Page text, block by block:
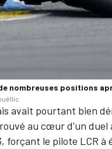
nombreuses positions
avait pourtant bien
au cœur d'un duel
forçant le pilote LCR